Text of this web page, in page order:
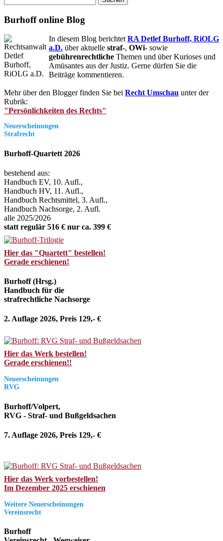
nach:
Burhoff online Blog
In diesem Blog berichtet RA Detlef Burhoff, RiOLG
a.D. über aktuelle straf-, OWi- sowie
gebührenrechtliche Themen und über Kurioses und
Amüsantes aus der Justiz. Gerne dürfen Sie die
Beiträge kommentieren.
Mehr über den Blogger finden Sie bei Recht Umschau unter der
Rubrik:
"Persönlichkeiten des Rechts"
Neuerscheinungen
Strafrecht
Burhoff-Quartett 2026
bestehend aus:
Handbuch EV, 10. Aufl.,
Handbuch HV, 11. Aufl.,
Handbuch Rechtsmittel, 3. Aufl.,
Handbuch Nachsorge, 2. Aufl.
alle 2025/2026
statt regulär 516 € nur ca. 399 €
Hier das "Quartett" bestellen!
Gerade erschienen!
Burhoff (Hrsg.)
Handbuch für die
strafrechtliche Nachsorge
2. Auflage 2026, Preis 129,- €
Hier das Werk bestellen!
Gerade erschienen!!
Neuerscheinungen
RVG
Burhoff/Volpert,
RVG - Straf- und Bußgeldsachen
7. Auflage 2026, Preis 129,- €
Hier das Werk vorbestellen!
Im Dezember 2025 erschienen
Weitere Neuerscheinungen
Vereinsrecht
Burhoff